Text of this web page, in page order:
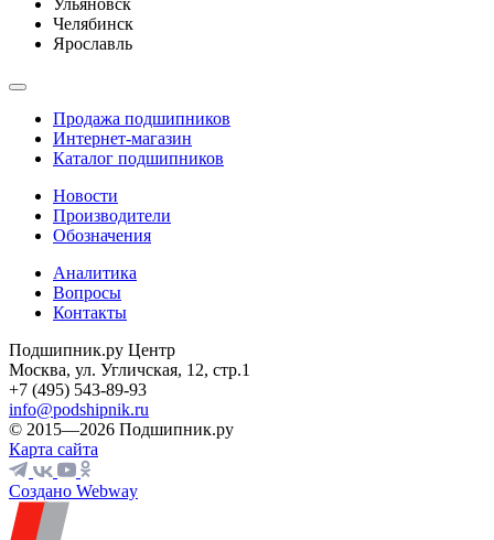
Ульяновск
Челябинск
Ярославль
Продажа подшипников
Интернет-магазин
Каталог подшипников
Новости
Производители
Обозначения
Аналитика
Вопросы
Контакты
Подшипник.ру Центр
Москва, ул. Угличская, 12, стр.1
+7 (495) 543-89-93
info@podshipnik.ru
© 2015—2026 Подшипник.ру
Карта сайта
Создано Webway